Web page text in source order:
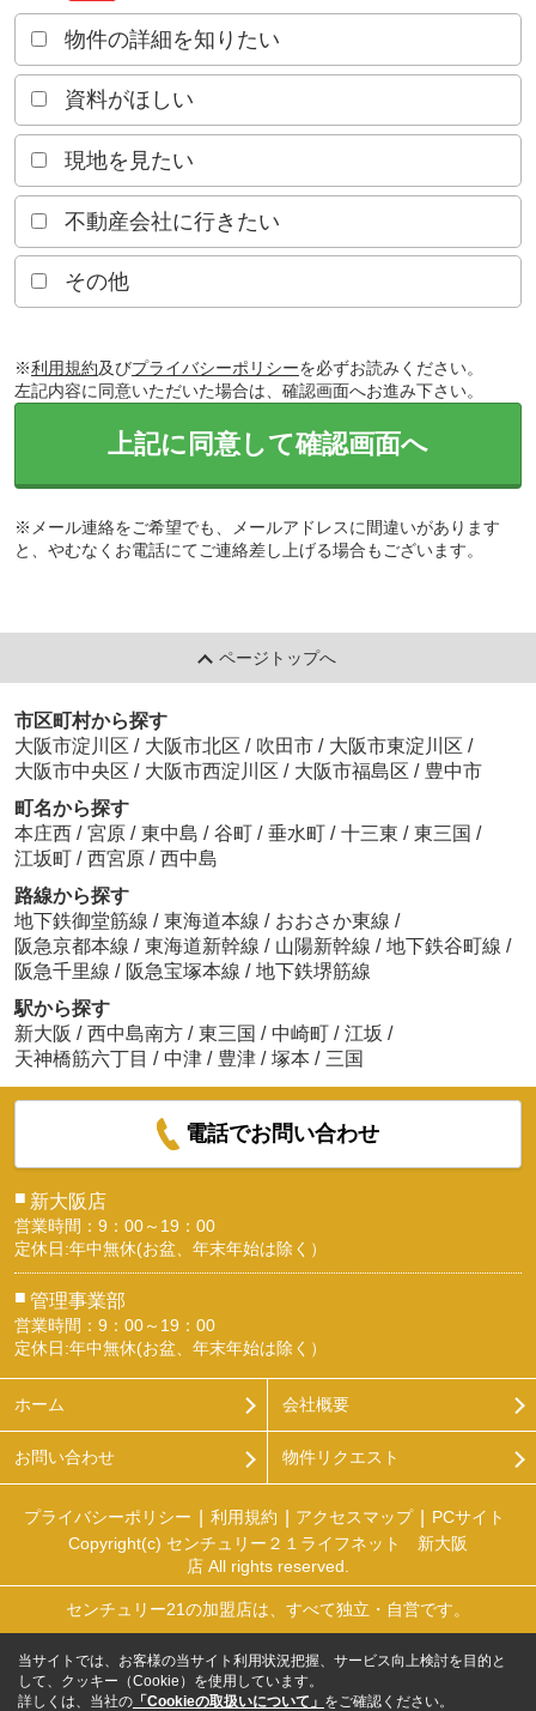
物件の詳細を知りたい
資料がほしい
現地を見たい
不動産会社に行きたい
その他
※利用規約及びプライバシーポリシーを必ずお読みください。
左記内容に同意いただいた場合は、確認画面へお進み下さい。
上記に同意して確認画面へ
※メール連絡をご希望でも、メールアドレスに間違いがあります
と、やむなくお電話にてご連絡差し上げる場合もございます。
ページトップへ
市区町村から探す
大阪市淀川区 / 大阪市北区 / 吹田市 / 大阪市東淀川区 /
大阪市中央区 / 大阪市西淀川区 / 大阪市福島区 / 豊中市
町名から探す
本庄西 / 宮原 / 東中島 / 谷町 / 垂水町 / 十三東 / 東三国 /
江坂町 / 西宮原 / 西中島
路線から探す
地下鉄御堂筋線 / 東海道本線 / おおさか東線 /
阪急京都本線 / 東海道新幹線 / 山陽新幹線 / 地下鉄谷町線 /
阪急千里線 / 阪急宝塚本線 / 地下鉄堺筋線
駅から探す
新大阪 / 西中島南方 / 東三国 / 中崎町 / 江坂 /
天神橋筋六丁目 / 中津 / 豊津 / 塚本 / 三国
電話でお問い合わせ
■ 新大阪店
営業時間：9：00～19：00
定休日:年中無休(お盆、年末年始は除く）
■ 管理事業部
営業時間：9：00～19：00
定休日:年中無休(お盆、年末年始は除く）
ホーム 会社概要
お問い合わせ 物件リクエスト
プライバシーポリシー 利用規約 アクセスマップ
PCサイト
Copyright(c) センチュリー２１ライフネット 新大阪
店 All rights reserved.
センチュリー21の加盟店は、すべて独立・自営です。
当サイトでは、お客様の当サイト利用状況把握、サービス向上検討を目的と
して、クッキー（Cookie）を使用しています。
詳しくは、当社の 「Cookieの取扱いについて」 をご確認ください。